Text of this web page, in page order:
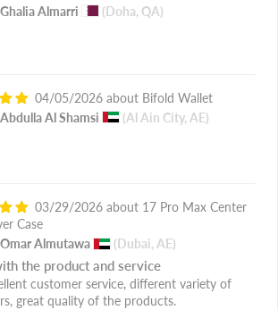
Ghalia Almarri
(Doha, QA)
04/05/2026
Bifold Wallet
Abdulla Al Shamsi
(Al Ain City, AE)
03/29/2026
17 Pro Max Center
Case
Omar Almutawa
(Dubai, AE)
the product and service
customer service, different variety of
great quality of the products.